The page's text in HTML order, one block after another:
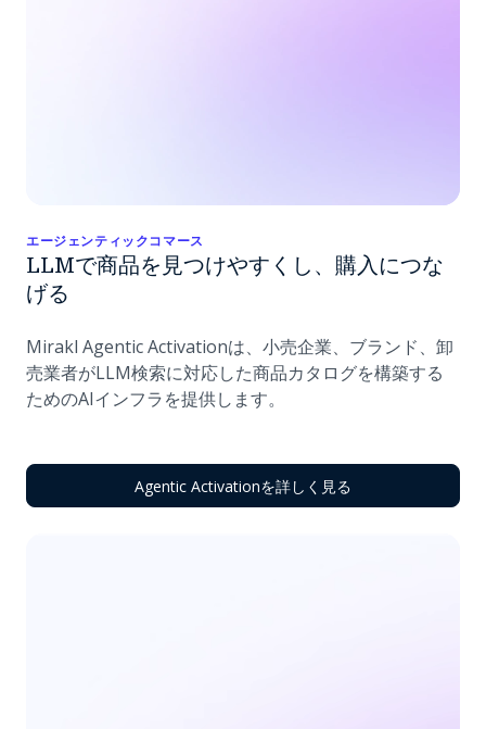
エージェンティックコマース
LLMで商品を見つけやすくし、購入につな
げる
Mirakl Agentic Activationは、小売企業、ブランド、卸
売業者がLLM検索に対応した商品カタログを構築する
ためのAIインフラを提供します。
Agentic Activationを詳しく見る